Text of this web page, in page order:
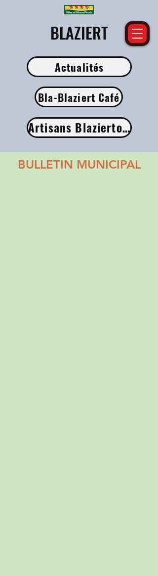
​BLAZIERT
Actualités
Bla-Blaziert Café
Artisans Blaziertois
BULLETIN MUNICIPAL